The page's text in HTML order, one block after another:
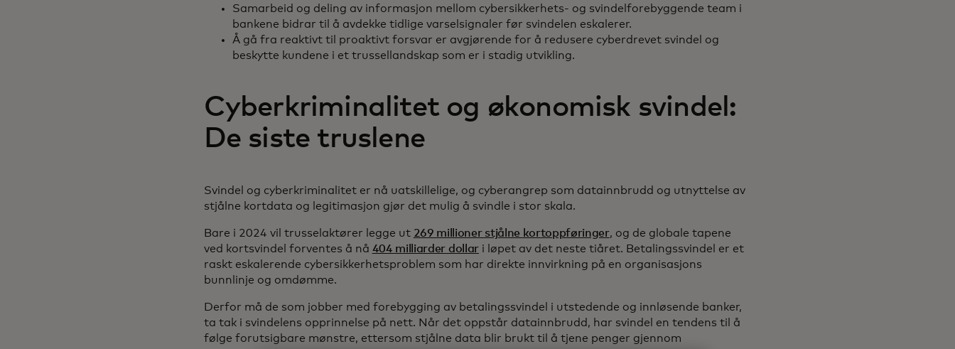
Samarbeid og deling av informasjon mellom cybersikkerhets- og svindelforebyggende team i
bankene bidrar til å avdekke tidlige varselsignaler før svindelen eskalerer.
Å gå fra reaktivt til proaktivt forsvar er avgjørende for å redusere cyberdrevet svindel og
beskytte kundene i et trussellandskap som er i stadig utvikling.
Cyberkriminalitet og økonomisk svindel:
De siste truslene
Svindel og cyberkriminalitet er nå uatskillelige, og cyberangrep som datainnbrudd og utnyttelse av
stjålne kortdata og legitimasjon gjør det mulig å svindle i stor skala.
Bare i 2024 vil trusselaktører legge ut 269 millioner stjålne kortoppføringer, og de globale tapene
ved kortsvindel forventes å nå 404 milliarder dollari løpet av det neste tiåret. Betalingssvindel er et
raskt eskalerende cybersikkerhetsproblem som har direkte innvirkning på en organisasjons
bunnlinje og omdømme.
Derfor må de som jobber med forebygging av betalingssvindel i utstedende og innløsende banker,
ta tak i svindelens opprinnelse på nett. Når det oppstår datainnbrudd, har svindel en tendens til å
følge forutsigbare mønstre, ettersom stjålne data blir brukt til å tjene penger gjennom